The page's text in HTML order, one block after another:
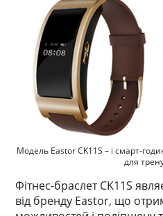
Модель Eastor CK11S – і смарт-
для
Фітнес-браслет CK11S
від бренду Eastor, що